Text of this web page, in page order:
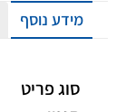
מידע נוסף
סוג פריט